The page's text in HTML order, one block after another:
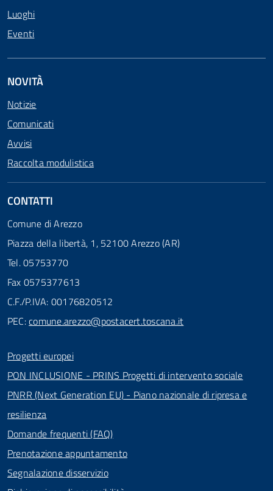
Luoghi
Eventi
NOVITÀ
Notizie
Comunicati
Avvisi
Raccolta modulistica
CONTATTI
Comune di Arezzo
Piazza della libertà, 1, 52100 Arezzo (AR)
Tel. 05753770
Fax 0575377613
C.F./P.IVA: 00176820512
PEC:comune.arezzo@postacert.toscana.it
Progetti europei
PON INCLUSIONE - PRINS Progetti di intervento sociale
PNRR (Next Generation EU) - Piano nazionale di ripresa e
resilienza
Domande frequenti (FAQ)
Prenotazione appuntamento
Segnalazione disservizio